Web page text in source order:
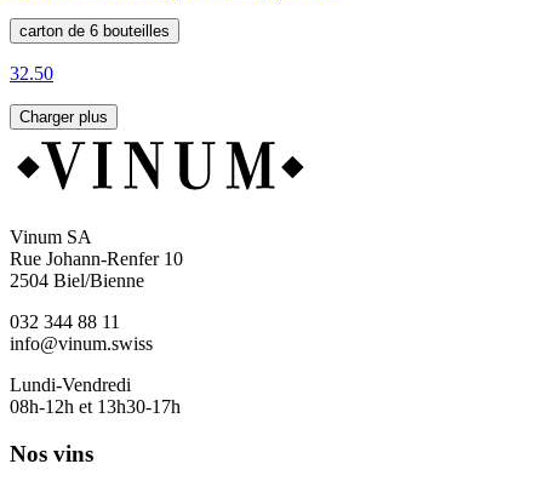
carton de 6 bouteilles
32.50
Charger plus
Vinum SA
Rue Johann-Renfer 10
2504 Biel/Bienne
032 344 88 11
info@vinum.swiss
Lundi-Vendredi
08h-12h et 13h30-17h
Nos vins